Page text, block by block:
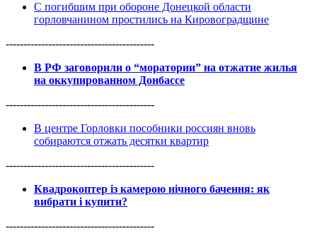
С погибшим при обороне Донецкой области
горловчанином простились на Кировоградщине
------------------------------------------
В РФ заговорили о “моратории” на отжатие жилья
на оккупированном Донбассе
------------------------------------------
В центре Горловки пособники россиян вновь
собираются отжать десятки квартир
------------------------------------------
Квадрокоптер із камерою нічного бачення: як
вибрати і купити?
------------------------------------------